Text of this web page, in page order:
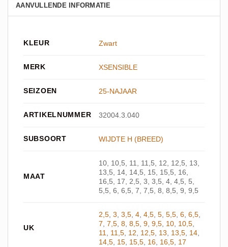
AANVULLENDE INFORMATIE
KLEUR Zwart
MERK XSENSIBLE
SEIZOEN 25-NAJAAR
ARTIKELNUMMER 32004.3.040
SUBSOORT WIJDTE H (BREED)
MAAT
10, 10,5, 11, 11,5, 12, 12,5, 13,
13,5, 14, 14,5, 15, 15,5, 16,
16,5, 17, 2,5, 3, 3,5, 4, 4,5, 5,
5,5, 6, 6,5, 7, 7,5, 8, 8,5, 9, 9,5
UK
2,5 ,3 ,3,5 ,4 ,4,5 ,5 ,5,5 ,6 ,6,5
7 ,7,5 ,8 ,8,5 ,9 ,9,5 10 10,5
11
11,5 12 12,5 13 13,5 14
14,5 15 15,5 16 16,5 17